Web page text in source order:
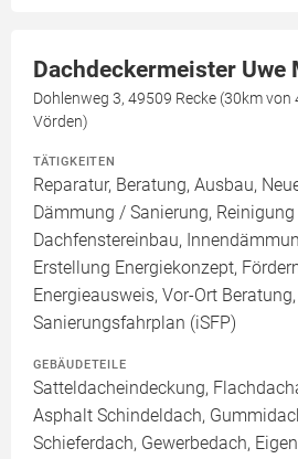
Dachdeckermeister Uwe
Dohlenweg 3, 49509 Recke (30km
Vörden)
TÄTIGKEITEN
Reparatur, Beratung, Ausbau,
Dämmung / Sanierung,
Dachfenstereinbau,
Erstellung Energiekonzept,
Energieausweis, Vor-Ort
Sanierungsfahrplan (iSFP)
GEBÄUDETEILE
Satteldacheindeckung,
Asphalt Schindeldach,
Schieferdach, Gewerbedach,